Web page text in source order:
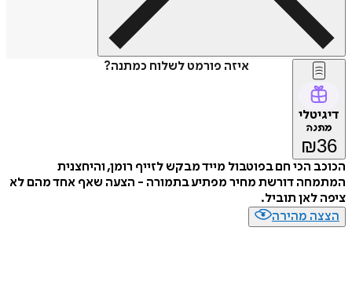
איזה פורמט לשלוח כמתנה?
דיגיטלי
מתנה
₪36
הכוכב הכי חם בפוטבול מייד מבקש לזייף רומן, והיחצנית
המתמחה דורשת מחיר מפתיע בתמורה - הצעה שאף אחד מהם לא
ציפה לאן תוביל.
הצצה מהירה